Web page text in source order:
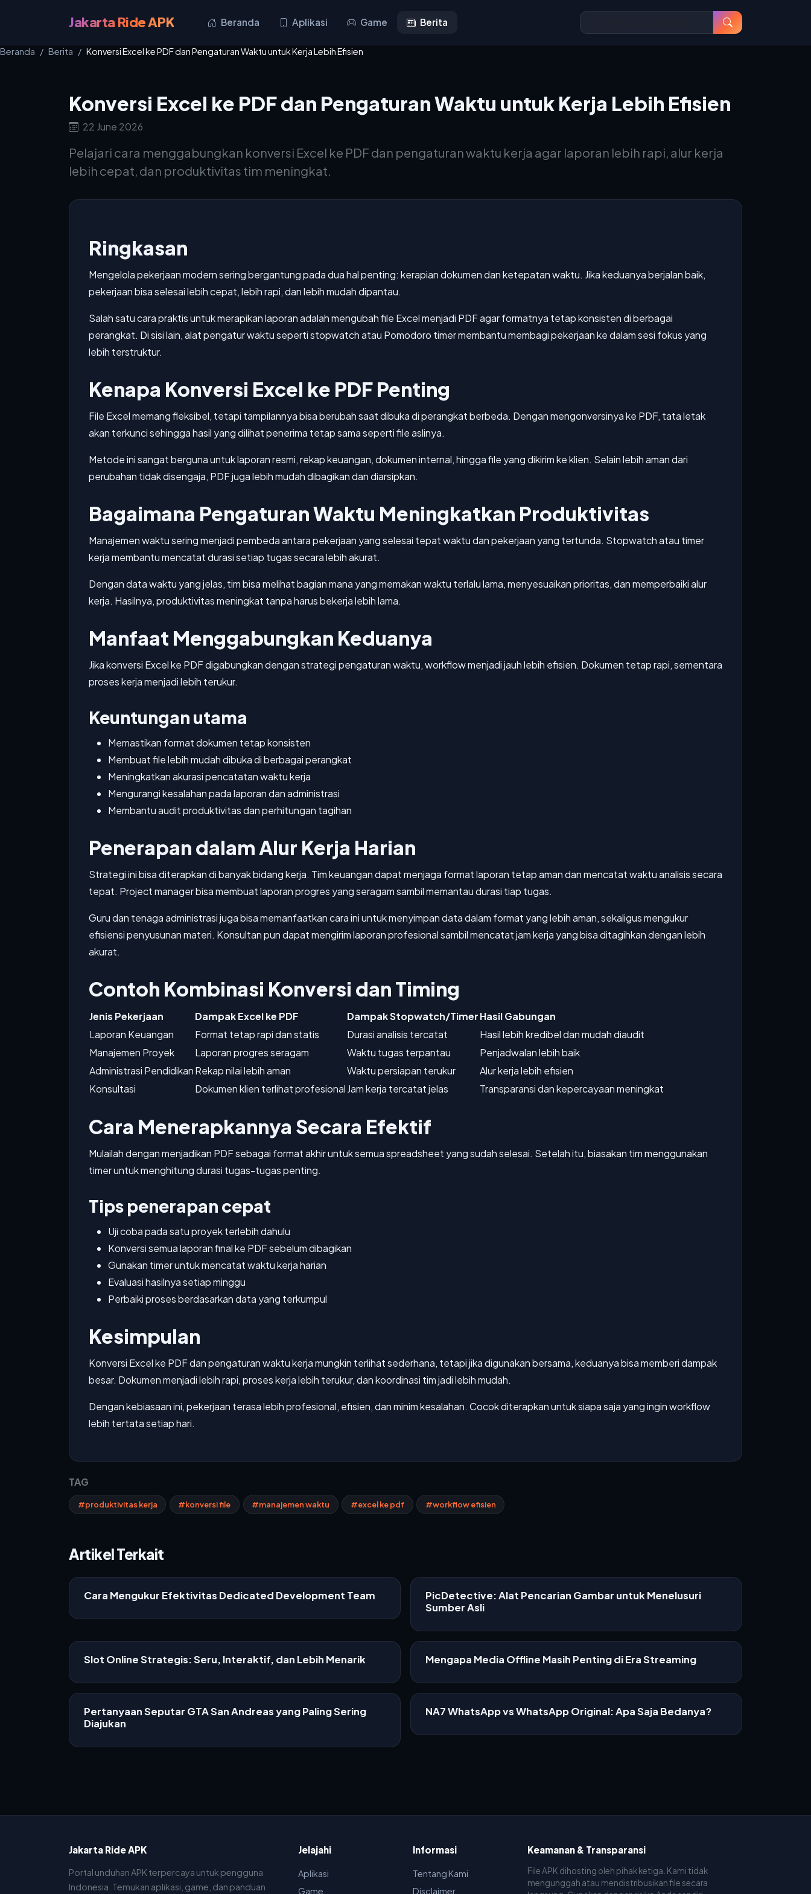
Jakarta Ride APK Beranda Aplikasi Game Berita
Beranda Berita Konversi Excel ke PDF dan Pengaturan Waktu untuk Kerja Lebih Efisien
Konversi Excel ke PDF dan Pengaturan Waktu untuk Kerja Lebih Efisien
22 June 2026
Pelajari cara menggabungkan konversi Excel ke PDF dan pengaturan waktu kerja agar laporan lebih rapi, alur kerja
lebih cepat, dan produktivitas tim meningkat.
Ringkasan
Mengelola pekerjaan modern sering bergantung pada dua hal penting: kerapian dokumen dan ketepatan waktu. Jika keduanya berjalan baik,
pekerjaan bisa selesai lebih cepat, lebih rapi, dan lebih mudah dipantau.
Salah satu cara praktis untuk merapikan laporan adalah mengubah file Excel menjadi PDF agar formatnya tetap konsisten di berbagai
perangkat. Di sisi lain, alat pengatur waktu seperti stopwatch atau Pomodoro timer membantu membagi pekerjaan ke dalam sesi fokus yang
lebih terstruktur.
Kenapa Konversi Excel ke PDF Penting
File Excel memang fleksibel, tetapi tampilannya bisa berubah saat dibuka di perangkat berbeda. Dengan mengonversinya ke PDF, tata letak
akan terkunci sehingga hasil yang dilihat penerima tetap sama seperti file aslinya.
Metode ini sangat berguna untuk laporan resmi, rekap keuangan, dokumen internal, hingga file yang dikirim ke klien. Selain lebih aman dari
perubahan tidak disengaja, PDF juga lebih mudah dibagikan dan diarsipkan.
Bagaimana Pengaturan Waktu Meningkatkan Produktivitas
Manajemen waktu sering menjadi pembeda antara pekerjaan yang selesai tepat waktu dan pekerjaan yang tertunda. Stopwatch atau timer
kerja membantu mencatat durasi setiap tugas secara lebih akurat.
Dengan data waktu yang jelas, tim bisa melihat bagian mana yang memakan waktu terlalu lama, menyesuaikan prioritas, dan memperbaiki alur
kerja. Hasilnya, produktivitas meningkat tanpa harus bekerja lebih lama.
Manfaat Menggabungkan Keduanya
Jika konversi Excel ke PDF digabungkan dengan strategi pengaturan waktu, workflow menjadi jauh lebih efisien. Dokumen tetap rapi, sementara
proses kerja menjadi lebih terukur.
Keuntungan utama
Memastikan format dokumen tetap konsisten
Membuat file lebih mudah dibuka di berbagai perangkat
Meningkatkan akurasi pencatatan waktu kerja
Mengurangi kesalahan pada laporan dan administrasi
Membantu audit produktivitas dan perhitungan tagihan
Penerapan dalam Alur Kerja Harian
Strategi ini bisa diterapkan di banyak bidang kerja. Tim keuangan dapat menjaga format laporan tetap aman dan mencatat waktu analisis secara
tepat. Project manager bisa membuat laporan progres yang seragam sambil memantau durasi tiap tugas.
Guru dan tenaga administrasi juga bisa memanfaatkan cara ini untuk menyimpan data dalam format yang lebih aman, sekaligus mengukur
efisiensi penyusunan materi. Konsultan pun dapat mengirim laporan profesional sambil mencatat jam kerja yang bisa ditagihkan dengan lebih
akurat.
Contoh Kombinasi Konversi dan Timing
Jenis Pekerjaan Dampak Excel ke PDF Dampak Stopwatch/TimerHasil Gabungan
Laporan Keuangan
Format tetap rapi dan statis Durasi analisis tercatat
Hasil lebih kredibel dan mudah diaudit
Manajemen Proyek
Laporan progres seragam Waktu tugas terpantau
Penjadwalan lebih baik
Administrasi PendidikanRekap nilai lebih aman Waktu persiapan terukur
Alur kerja lebih efisien
Konsultasi
Dokumen klien terlihat profesionalJam kerja tercatat jelas Transparansi dan kepercayaan meningkat
Cara Menerapkannya Secara Efektif
Mulailah dengan menjadikan PDF sebagai format akhir untuk semua spreadsheet yang sudah selesai. Setelah itu, biasakan tim menggunakan
timer untuk menghitung durasi tugas-tugas penting.
Tips penerapan cepat
Uji coba pada satu proyek terlebih dahulu
Konversi semua laporan final ke PDF sebelum dibagikan
Gunakan timer untuk mencatat waktu kerja harian
Evaluasi hasilnya setiap minggu
Perbaiki proses berdasarkan data yang terkumpul
Kesimpulan
Konversi Excel ke PDF dan pengaturan waktu kerja mungkin terlihat sederhana, tetapi jika digunakan bersama, keduanya bisa memberi dampak
besar. Dokumen menjadi lebih rapi, proses kerja lebih terukur, dan koordinasi tim jadi lebih mudah.
Dengan kebiasaan ini, pekerjaan terasa lebih profesional, efisien, dan minim kesalahan. Cocok diterapkan untuk siapa saja yang ingin workflow
lebih tertata setiap hari.
TAG
#produktivitas kerja #konversi file #manajemen waktu #excel ke pdf #workflow efisien
Artikel Terkait
Cara Mengukur Efektivitas Dedicated Development Team
PicDetective: Alat Pencarian Gambar untuk Menelusuri
Sumber Asli
Slot Online Strategis: Seru, Interaktif, dan Lebih Menarik Mengapa Media Offline Masih Penting di Era Streaming
Pertanyaan Seputar GTA San Andreas yang Paling Sering
Diajukan
NA7 WhatsApp vs WhatsApp Original: Apa Saja Bedanya?
Jakarta Ride APK
Portal unduhan APK terpercaya untuk pengguna
Indonesia. Temukan aplikasi, game, dan panduan
Jelajahi
Aplikasi
Game
Informasi
Tentang Kami
Disclaimer
Keamanan & Transparansi
File APK dihosting oleh pihak ketiga. Kami tidak
mengunggah atau mendistribusikan file secara